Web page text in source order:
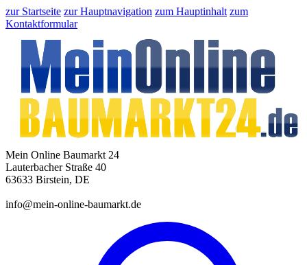
zur Startseite zur Hauptnavigation zum Hauptinhalt zum
Kontaktformular
Mein Online Baumarkt 24
Lauterbacher Straße 40
63633 Birstein, DE
info@mein-online-baumarkt.de